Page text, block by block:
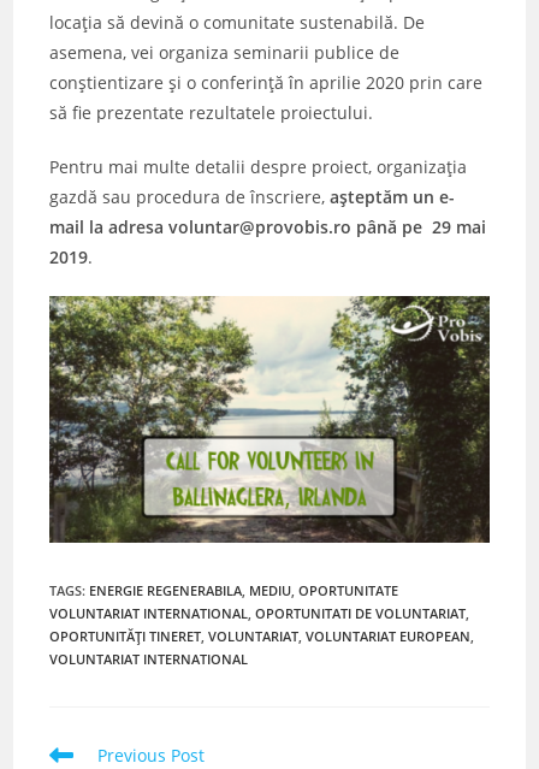
locația să devină o comunitate sustenabilă. De
asemena, vei organiza seminarii publice de
conștientizare și o conferință în aprilie 2020 prin care
să fie prezentate rezultatele proiectului.
Pentru mai multe detalii despre proiect, organizația
gazdă sau procedura de înscriere,așteptăm un e-
mail la adresa voluntar@provobis.ro până pe 29 mai
2019.
TAGS: ENERGIE REGENERABILA, MEDIU, OPORTUNITATE
VOLUNTARIAT INTERNATIONAL, OPORTUNITATI DE VOLUNTARIAT,
OPORTUNITĂȚI TINERET, VOLUNTARIAT, VOLUNTARIAT EUROPEAN,
VOLUNTARIAT INTERNATIONAL
Read
Previous Post